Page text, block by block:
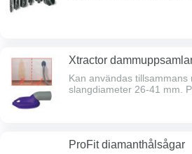
Xtractor
Kan användas
slangdiameter 26-41 mm.
ProFit diamanthålsågar